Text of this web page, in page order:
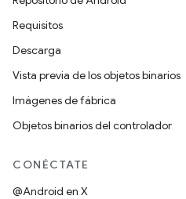
Requisitos
Descarga
Vista previa de los objetos binarios
Imágenes de fábrica
Objetos binarios del controlador
CONÉCTATE
@Android en X